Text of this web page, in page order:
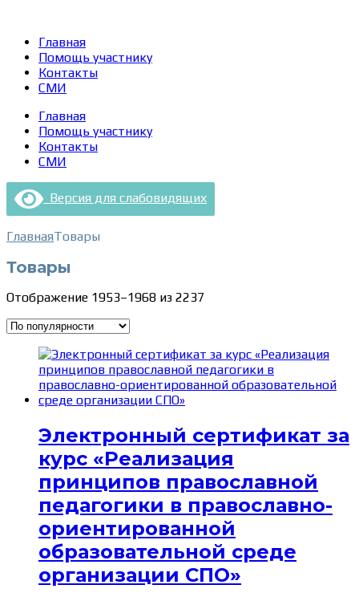
Главная
Помощь участнику
Контакты
СМИ
Главная
Помощь участнику
Контакты
СМИ
Версия для слабовидящих
ГлавнаяТовары
Товары
Отображение 1953–1968 из 2237
Электронный сертификат за
курс «Реализация
принципов православной
педагогики в православно-
ориентированной
образовательной среде
организации СПО»